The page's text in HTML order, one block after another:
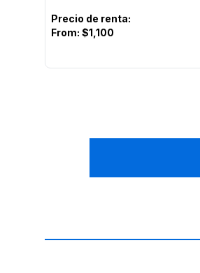
Precio de renta:
From: $1,100